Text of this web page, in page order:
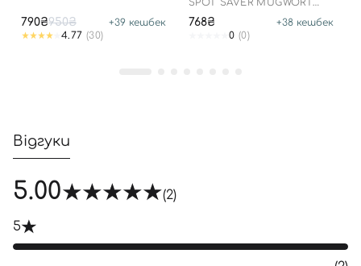
790₴950₴ +39 кешбек
4.77 (30)
SPOT SAVER MUGWORT
768₴ +38 кешбек
0 (0)
Відгуки
5.00 (2)
5